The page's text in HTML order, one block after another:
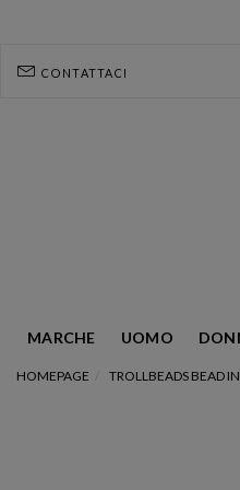
CONTATTACI
MARCHE UOMO
HOMEPAGE TROLLBEADS BEAD